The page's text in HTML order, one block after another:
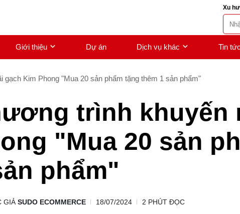
Xu
Giới thiệu Dự án Dịch vụ khác Tin tức
gạch Kim Phong "Mua 20 sản phẩm tặng thêm 1 sản phẩm"
trình khuyến
"Mua 20 sản
phẩm"
GIẢ SUDO ECOMMERCE 18/07/2024 2 PHÚT ĐỌC